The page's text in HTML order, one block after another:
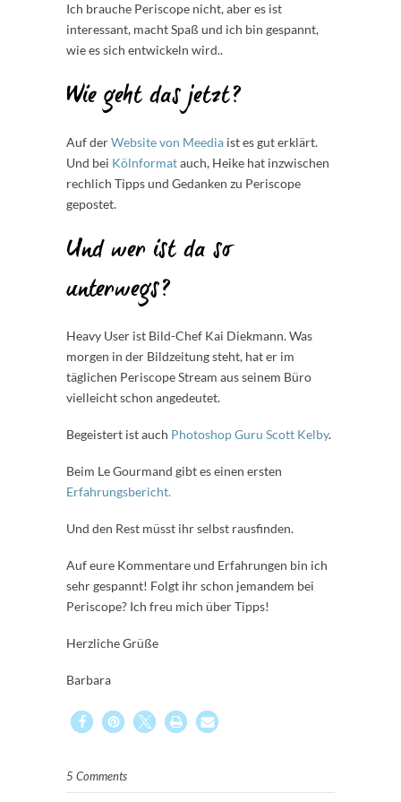
Ich brauche Periscope nicht, aber es ist
interessant, macht Spaß und ich bin gespannt,
wie es sich entwickeln wird..
Wie geht das jetzt?
Auf derWebsite von Meedia ist es gut erklärt.
Und bei Kölnformatauch, Heike hat inzwischen
rechlich Tipps und Gedanken zu Periscope
gepostet.
Und wer ist da so
unterwegs?
Heavy User ist Bild-Chef Kai Diekmann. Was
morgen in der Bildzeitung steht, hat er im
täglichen Periscope Stream aus seinem Büro
vielleicht schon angedeutet.
Begeistert ist auch Photoshop Guru Scott Kelby.
Beim Le Gourmand gibt es einen ersten
Erfahrungsbericht.
Und den Rest müsst ihr selbst rausfinden.
Auf eure Kommentare und Erfahrungen bin ich
sehr gespannt! Folgt ihr schon jemandem bei
Periscope? Ich freu mich über Tipps!
Herzliche Grüße
Barbara
5 Comments